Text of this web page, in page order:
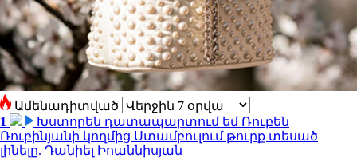
Ամենադիտված
1
Խստորեն դատապարտում եմ Ռուբեն
Ռուբինյանի կողմից Ստամբուլում թուրք տեսած
լինելը. Դանիել Իոաննիսյան